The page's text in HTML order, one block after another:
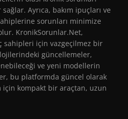
Ayrıca, bakım ipuçları ve
sorunları minimize
KronikSorunlar.Net,
sahipleri için vazgeçilmez bir
güncellemeler,
ve yeni modellerin
bu platformda güncel olarak
için kompakt bir araçtan, uzun